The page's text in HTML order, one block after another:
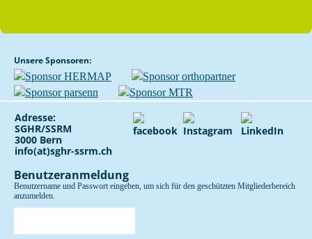
Unsere Sponsoren:
Adresse:
SGHR/SSRM
3000 Bern
info(at)sghr-ssrm.ch
Benutzeranmeldung
Benutzername und Passwort eingeben, um sich für den geschützten Mitgliederbereich
anzumelden.